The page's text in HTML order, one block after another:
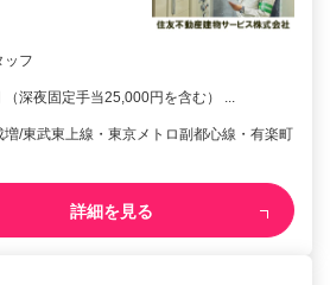
ッフ
（深夜固定手当25,000円を含む） ...
増/東武東上線・東京メトロ副都心線・有楽町
詳細を見る